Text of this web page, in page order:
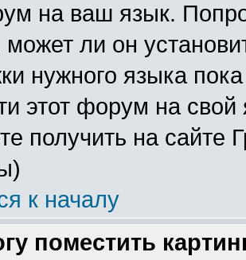
на ваш язык.
ли он
нужного языка
этот форум на
получить на сайте
к началу
поместить